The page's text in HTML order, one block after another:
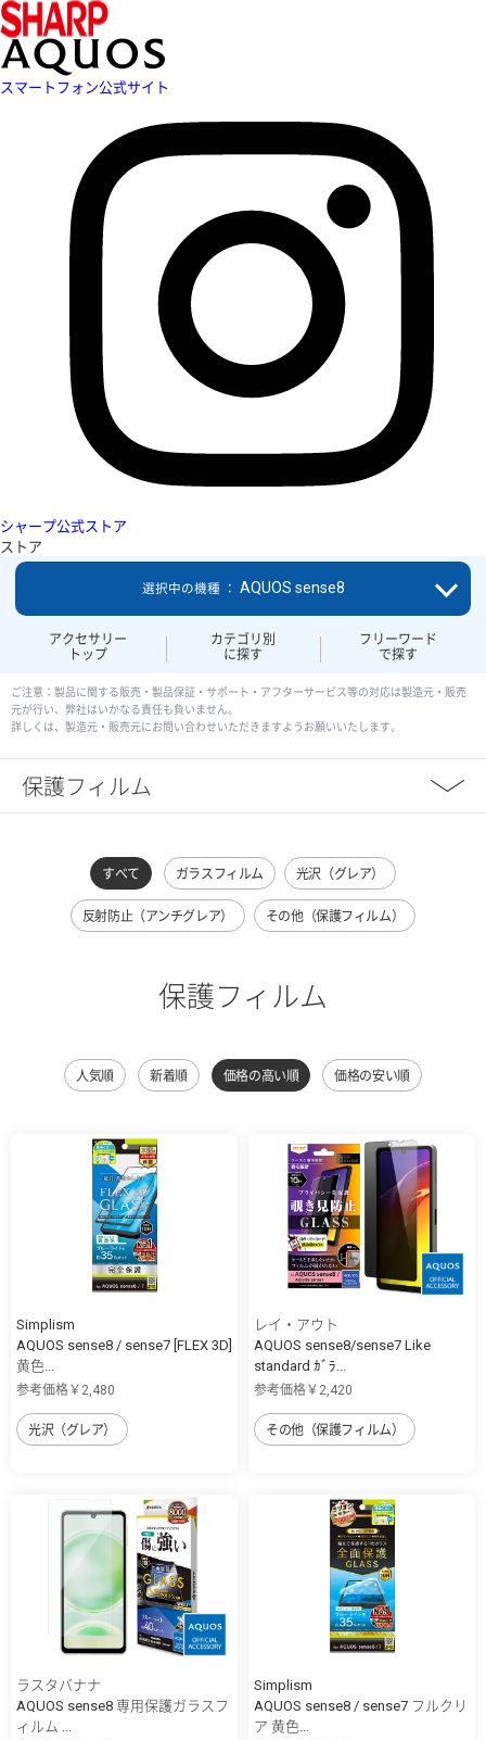
スマートフォン公式サイト
シャープ公式ストア
ストア
アクセサリー
トップ
カテゴリ別
に探す
フリーワード
で探す
選択中の機種 ： AQUOS sense8
ご注意：製品に関する販売・製品保証・サポート・アフターサービス等の対応は製造元・販売
元が行い、弊社はいかなる責任も負いません。
詳しくは、製造元・販売元にお問い合わせいただきますようお願いいたします。
保護フィルム
すべて ガラスフィルム 光沢（グレア）
反射防止（アンチグレア） その他（保護フィルム）
保護フィルム
人気順 新着順 価格の高い順 価格の安い順
Simplism
AQUOS sense8 / sense7 [FLEX 3D]
黄色...
参考価格￥2,480
光沢（グレア）
レイ・アウト
AQUOS sense8/sense7 Like
standard ｶﾞﾗ...
参考価格￥2,420
その他（保護フィルム）
ラスタバナナ
AQUOS sense8 専用保護ガラスフ
ィルム ...
Simplism
AQUOS sense8 / sense7 フルクリ
ア 黄色...